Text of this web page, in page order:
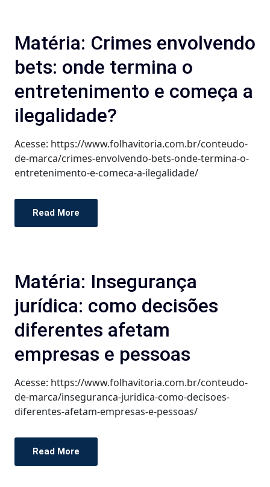
Matéria: Crimes envolvendo
bets: onde termina o
entretenimento e começa a
ilegalidade?
Acesse: https://www.folhavitoria.com.br/conteudo-
de-marca/crimes-envolvendo-bets-onde-termina-o-
entretenimento-e-comeca-a-ilegalidade/
Read More
Matéria: Insegurança
jurídica: como decisões
diferentes afetam
empresas e pessoas
Acesse: https://www.folhavitoria.com.br/conteudo-
de-marca/inseguranca-juridica-como-decisoes-
diferentes-afetam-empresas-e-pessoas/
Read More